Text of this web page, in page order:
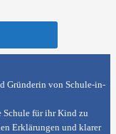
Gründerin von Schule-in-
Schule für ihr Kind zu
Erklärungen und klarer